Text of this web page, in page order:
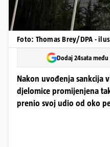
Foto: Thomas Brey/DPA -
Dodaj 24sata
Nakon uvođenja sankcija
djelomice promijenjena
prenio svoj udio od oko